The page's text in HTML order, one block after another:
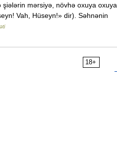
mərsiyə, növhə oxuya oxuya
Vah, Hüseyn!» dir). Səhnənin
18+